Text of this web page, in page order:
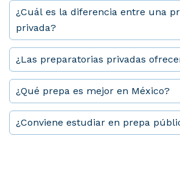
¿Cuál es la diferencia entre una
privada?
¿Las preparatorias privadas
¿Qué prepa es mejor en México?
¿Conviene estudiar en prepa